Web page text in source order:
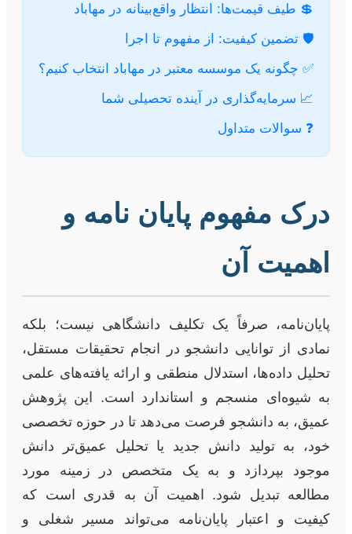
💲 طیف قیمت‌ها: انتظار واقع‌بینانه در مهاباد
🛡️ تضمین کیفیت: از مفهوم تا اجرا
✅ چگونه یک موسسه معتبر در مهاباد انتخاب کنیم؟
📈 سرمایه‌گذاری در آینده تحصیلی شما
❓ سوالات متداول
درک مفهوم پایان نامه و
اهمیت آن
پایان‌نامه، صرفاً یک تکلیف دانشگاهی نیست؛ بلکه
نمادی از توانایی دانشجو در انجام تحقیقات مستقل،
تحلیل داده‌ها، استدلال منطقی و ارائه یافته‌های علمی
به شیوه‌ای منسجم و استاندارد است. این پژوهش
عمیق، به دانشجو فرصت می‌دهد تا در حوزه تخصصی
خود، به تولید دانش جدید یا تحلیل عمیق‌تر دانش
موجود بپردازد و به یک متخصص در زمینه مورد
مطالعه تبدیل شود. اهمیت آن به قدری است که
کیفیت و اعتبار پایان‌نامه می‌تواند مسیر شغلی و